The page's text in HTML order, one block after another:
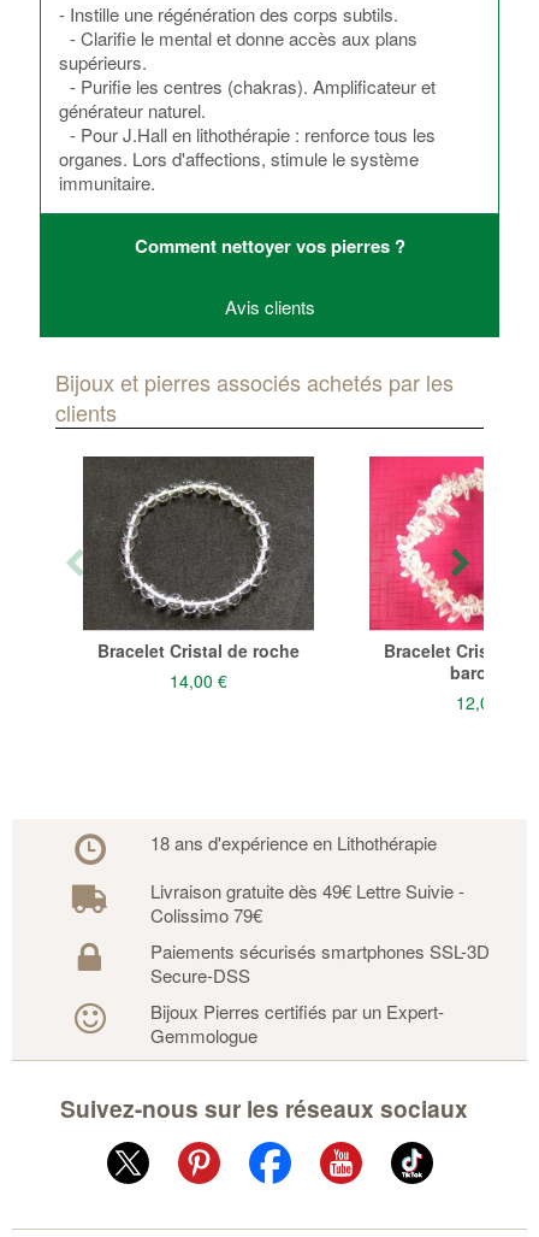
- Instille une régénération des corps subtils.
- Clarifie le mental et donne accès aux plans
supérieurs.
- Purifie les centres (chakras). Amplificateur et
générateur naturel.
- Pour J.Hall en lithothérapie : renforce tous les
organes. Lors d'affections, stimule le système
immunitaire.
Comment nettoyer vos pierres ?
Avis clients
Bijoux et pierres associés achetés par les
clients
Bracelet Cristal de roche
14,00 €
Bracelet Cristal
baroque
12,00 €
18 ans d'expérience en Lithothérapie
Livraison gratuite dès 49€ Lettre Suivie -
Colissimo 79€
Paiements sécurisés smartphones SSL-3D
Secure-DSS
Bijoux Pierres certifiés par un Expert-
Gemmologue
Suivez-nous sur les réseaux sociaux